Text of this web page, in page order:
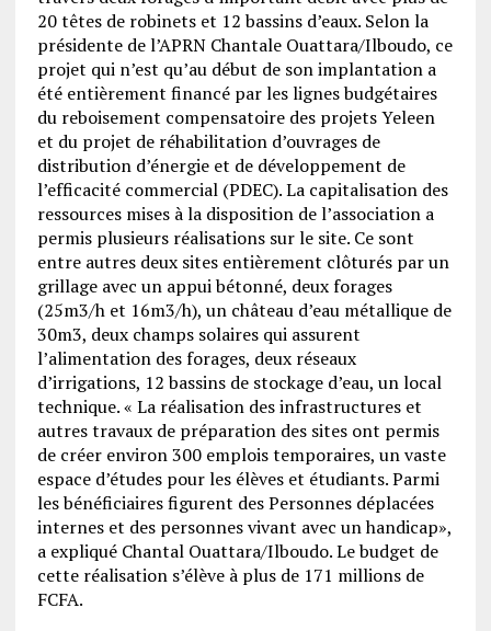
20 têtes de robinets et 12 bassins d’eaux. Selon la
présidente de l’APRN Chantale Ouattara/Ilboudo, ce
projet qui n’est qu’au début de son implantation a
été entièrement financé par les lignes budgétaires
du reboisement compensatoire des projets Yeleen
et du projet de réhabilitation d’ouvrages de
distribution d’énergie et de développement de
l’efficacité commercial (PDEC). La capitalisation des
ressources mises à la disposition de l’association a
permis plusieurs réalisations sur le site. Ce sont
entre autres deux sites entièrement clôturés par un
grillage avec un appui bétonné, deux forages
(25m3/h et 16m3/h), un château d’eau métallique de
30m3, deux champs solaires qui assurent
l’alimentation des forages, deux réseaux
d’irrigations, 12 bassins de stockage d’eau, un local
technique. « La réalisation des infrastructures et
autres travaux de préparation des sites ont permis
de créer environ 300 emplois temporaires, un vaste
espace d’études pour les élèves et étudiants. Parmi
les bénéficiaires figurent des Personnes déplacées
internes et des personnes vivant avec un handicap»,
a expliqué Chantal Ouattara/Ilboudo. Le budget de
cette réalisation s’élève à plus de 171 millions de
FCFA.